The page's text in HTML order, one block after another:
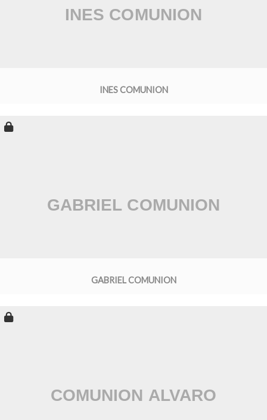
INES COMUNION
GABRIEL COMUNION